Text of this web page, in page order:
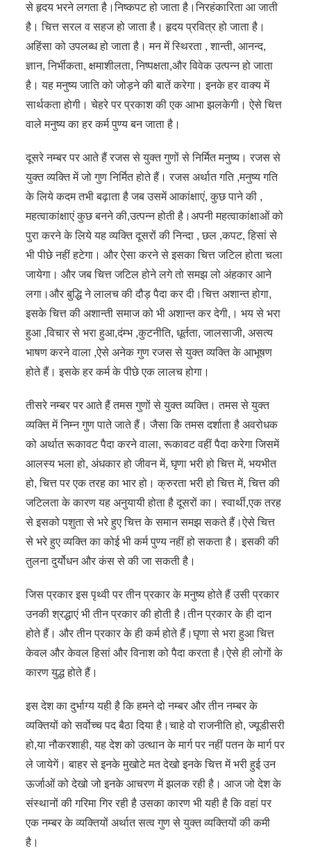
से हृदय भरने लगता है।निष्कपट हो जाता है।निरहंकारिता आ जाती
है। चित्त सरल व सहज हो जाता है। हृदय प्रवित्र हो जाता है।
अहिंसा को उपलब्ध हो जाता है। मन में स्थिरता , शान्ती, आनन्द,
ज्ञान, निर्भीकता, क्षमाशीलता, निष्पक्षता,और विवेक उत्पन्न हो जाता
है। यह मनुष्य जाति को जोड़ने की बातें करेगा। इनके हर वाक्य में
सार्थकता होगी। चेहरे पर प्रकाश की एक आभा झलकेगी। ऐसे चित्त
वाले मनुष्य का हर कर्म पुण्य बन जाता है।
दूसरे नम्बर पर आते हैं रजस से युक्त गुणों से निर्मित मनुष्य। रजस से
युक्त व्यक्ति में जो गुण निर्मित होते हैं। रजस अर्थात गति ,मनुष्य गति
के लिये कदम तभी बढ़ाता है जब उसमें आकांक्षाएं, कुछ पाने की ,
महत्वाकांक्षाएं कुछ बनने की,उत्पन्न होती है।अपनी महत्वाकांक्षाओं को
पुरा करने के लिये यह व्यक्ति दूसरों की निन्दा , छल ,कपट, हिसां से
भी पीछे नहीं हटेगा। और ऐसा करने से इसका चित्त जटिल होता चला
जायेगा। और जब चित्त जटिल होने लगे तो समझ लो अंहकार आने
लगा।और बुद्धि ने लालच की दौड़ पैदा कर दी।चित्त अशान्त होगा,
इसके चित्त की अशान्ती समाज को भी अशान्त कर देगी,। भय से भरा
हुआ ,विचार से भरा हुआ,दंम्भ ,कुटनीति, धूर्तता, जालसाजी, असत्य
भाषण करने वाला ,ऐसे अनेक गुण रजस से युक्त व्यक्ति के आभूषण
होते हैं। इसके हर कर्म के पीछे एक लालच होगा।
तीसरे नम्बर पर आते हैं तमस गुणों से युक्त व्यक्ति। तमस से युक्त
व्यक्ति में निम्न गुण पाते जाते हैं। जैसा कि तमस दर्शाता है अवरोधक
को अर्थात रूकावट पैदा करने वाला, रूकावट वहीं पैदा करेगा जिसमें
आलस्य भला हो, अंधकार हो जीवन में, घृणा भरी हो चित्त में, भयभीत
हो, चित्त पर एक तरह का भार हो। क्रुरता भरी हो चित्त में, चित्त की
जटिलता के कारण यह अनुयायी होता है दूसरों का। स्वार्थी,एक तरह
से इसको पशुता से भरे हुए चित्त के समान समझ सकते हैं।ऐसे चित्त
से भरे हुए व्यक्ति का कोई भी कर्म पुण्य नहीं हो सकता है। इसकी की
तुलना दुर्योधन और कंस से की जा सकती है।
जिस प्रकार इस पृथ्वी पर तीन प्रकार के मनुष्य होते हैं उसी प्रकार
उनकी श्रद्धाएं भी तीन प्रकार की होती है।तीन प्रकार के ही दान
होते हैं। और तीन प्रकार के ही कर्म होते हैं।घृणा से भरा हुआ चित्त
केवल और केवल हिसां और विनाश को पैदा करता है।ऐसे ही लोगों के
कारण युद्ध होते हैं।
इस देश का दुर्भाग्य यही है कि हमने दो नम्बर और तीन नम्बर के
व्यक्तियों को सर्वोच्च पद बैठा दिया है।चाहे वो राजनीति हो, ज्यूडीसरी
हो,या नौकरशाही, यह देश को उत्थान के मार्ग पर नहीं पतन के मार्ग पर
ले जायेगें। बाहर से इनके मुखोटे मत देखो इनके चित्त में भरी हुई उन
ऊर्जाओं को देखो जो इनके आचरण में झलक रही है। आज जो देश के
संस्थानों की गरिमा गिर रही है उसका कारण भी यही है कि वहां पर
एक नम्बर के व्यक्तियों अर्थात सत्व गुण से युक्त व्यक्तियों की कमी
है।